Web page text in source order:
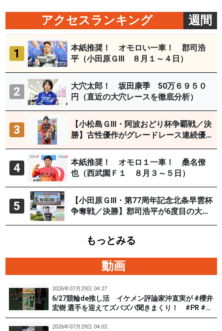
アクセスランキング 週間
1
本紙推奨！ オモロい一車！ 郡司浩
平（小田原ＧⅢ ８月１～４日）
2
大穴太郎！ 坂田康季 50万６９５０
円（直近の大穴レースを徹底分析）
3
【小松島ＧⅢ・阿波おどり杯争覇戦／決
勝】古性優作がグレードレース連続優
4
本紙推奨！ オモロ１一車！ 桑名僚
也（西武園Ｆ１ ８月３～５日）
5
【小田原ＧⅢ・第77周年記念北条早雲杯
争奪戦／決勝】郡司浩平が6度目の大会
もっとみる
動画
2026年07月29日 04:27
6/27競輪de推し活 イケメン評論家沖直実が #櫻井
宏樹 選手を迎えてズバズバ聞きまくり！ #PR #松
戸けいりん #和田健太郎
2026年07月29日 04:02